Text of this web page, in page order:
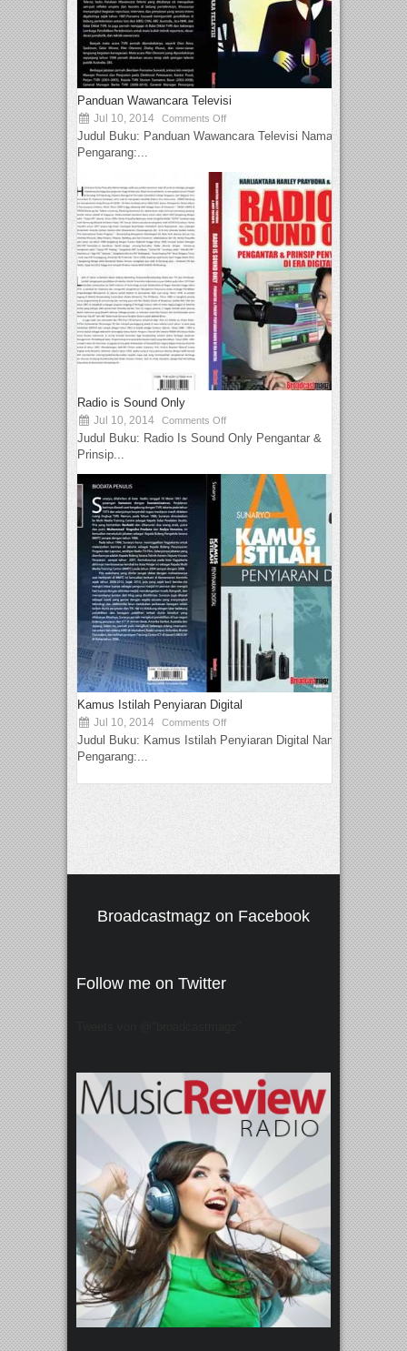
Panduan Wawancara Televisi
Jul 10, 2014 Comments Off
Judul Buku: Panduan Wawancara Televisi Nama
Pengarang:...
Radio is Sound Only
Jul 10, 2014 Comments Off
Judul Buku: Radio Is Sound Only Pengantar &
Prinsip...
Kamus Istilah Penyiaran Digital
Jul 10, 2014 Comments Off
Judul Buku: Kamus Istilah Penyiaran Digital Nama
Pengarang:...
Broadcastmagz on Facebook
Follow me on Twitter